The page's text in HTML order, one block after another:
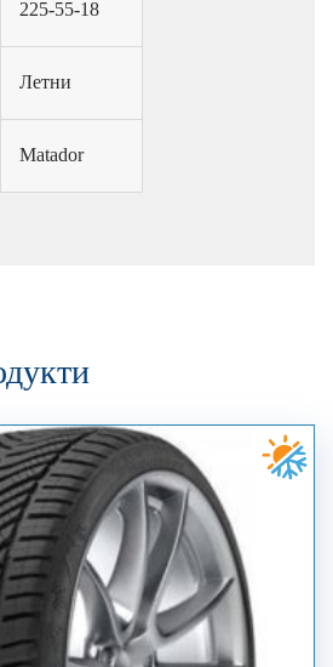
225-55-18
Летни
Matador